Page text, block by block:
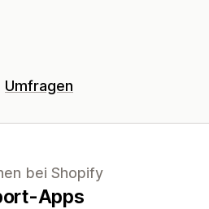
Umfragen
bei Shopify
Apps